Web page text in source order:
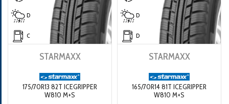
D
C
STARMAXX
175/70R13 82T ICEGRIPPER
W810 M+S
D
D
STARMAXX
165/70R14 81T ICEGRIPPER
W810 M+S